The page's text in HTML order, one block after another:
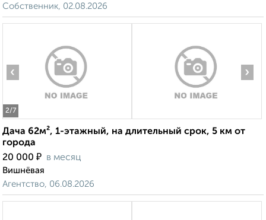
Собственник, 02.08.2026
2/7
‹ ›
Дача 62м², 1-этажный, на длительный срок, 5 км от
города
20 000 ₽ в месяц
Вишнёвая
Агентство, 06.08.2026